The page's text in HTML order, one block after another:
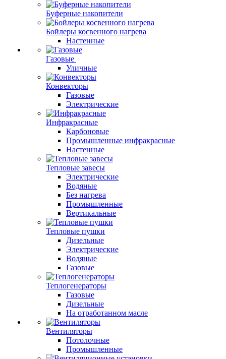
Буферные накопители
Бойлеры косвенного нагрева
Настенные
Газовые
Уличные
Конвекторы
Газовые
Электрические
Инфракрасные
Карбоновые
Промышленные инфракрасные
Настенные
Тепловые завесы
Электрические
Водяные
Без нагрева
Промышленные
Вертикальные
Тепловые пушки
Дизельные
Электрические
Водяные
Газовые
Теплогенераторы
Газовые
Дизельные
На отработанном масле
Вентиляторы
Потолочные
Промышленные